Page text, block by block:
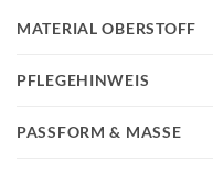
MATERIAL OBERSTOFF
PFLEGEHINWEIS
PASSFORM & MASSE